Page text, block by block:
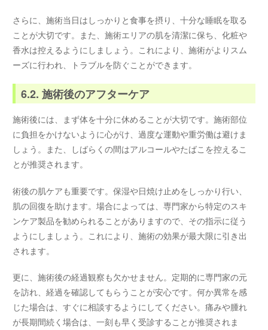
さらに、施術当日はしっかりと食事を摂り、十分な睡眠を取る
ことが大切です。また、施術エリアの肌を清潔に保ち、化粧や
香水は控えるようにしましょう。これにより、施術がよりスム
ーズに行われ、トラブルを防ぐことができます。
6.2. 施術後のアフターケア
施術後には、まず体を十分に休めることが大切です。施術部位
に負担をかけないように心がけ、過度な運動や重労働は避けま
しょう。また、しばらくの間はアルコールやたばこを控えるこ
とが推奨されます。
術後の肌ケアも重要です。保湿や日焼け止めをしっかり行い、
肌の回復を助けます。場合によっては、専門家から特定のスキ
ンケア製品を勧められることがありますので、その指示に従う
ようにしましょう。これにより、施術の効果が最大限に引き出
されます。
更に、施術後の経過観察も欠かせません。定期的に専門家の元
を訪れ、経過を確認してもらうことが安心です。何か異常を感
じた場合は、すぐに相談するようにしてください。痛みや腫れ
が長期間続く場合は、一刻も早く受診することが推奨されま